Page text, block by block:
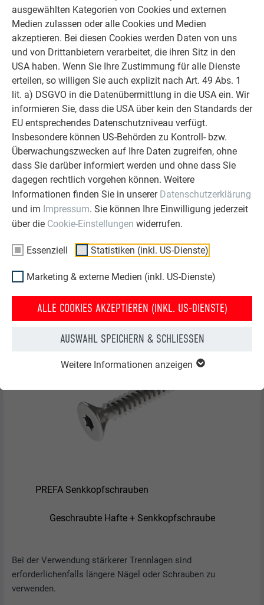
ausgewählten Kategorien von Cookies und externen
Medien zulassen oder alle Cookies und Medien
akzeptieren. Bei diesen Cookies werden Daten von uns
und von Drittanbietern verarbeitet, die ihren Sitz in den
USA haben. Wenn Sie Ihre Zustimmung für alle Dienste
erteilen, so willigen Sie auch explizit nach Art. 49 Abs. 1
lit. a) DSGVO in die Datenübermittlung in die USA ein. Wir
informieren Sie, dass die USA über kein den Standards der
EU entsprechendes Datenschutzniveau verfügt.
Insbesondere können US-Behörden zu Kontroll- bzw.
Überwachungszwecken auf Ihre Daten zugreifen, ohne
dass Sie darüber informiert werden und ohne dass Sie
dagegen rechtlich vorgehen können. Weitere
Informationen finden Sie in unserer Datenschutzerklärung
und im Impressum. Sie können Ihre Einwilligung jederzeit
über die Cookie-Einstellungen widerrufen.
Essenziell Statistiken (inkl. US-Dienste)
Marketing & externe Medien (inkl. US-Dienste)
ALLE COOKIES AKZEPTIEREN (INKL. US-DIENSTE)
AUSWAHL SPEICHERN & SCHLIESSEN
Weitere Informationen anzeigen
PREFA Niro-Winkelschiebehaft
PREFA Senkkopfschrauben
Geschraubte Hafte + Senkkopfschraube
Bei der Verwendung stärkerer Trennlagen sind
erforderlichenfalls längere Nägel oder Schrauben zu
verwenden.